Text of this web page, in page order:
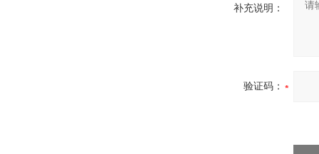
补充说明：
验证码：